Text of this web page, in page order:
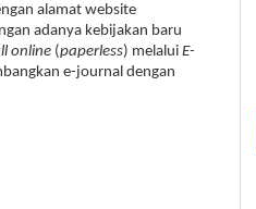
alamat website
adanya kebijakan baru
online (paperless) melalui E-
e-journal dengan